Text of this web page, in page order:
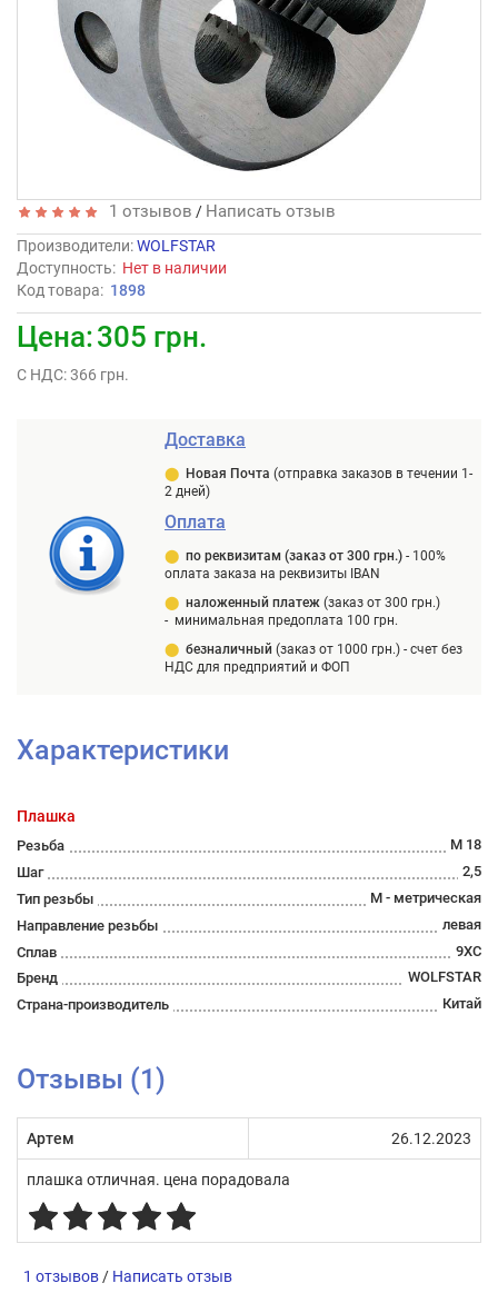
1 отзывов / Написать отзыв
Производители:WOLFSTAR
Доступность: Нет в наличии
Код товара: 1898
Цена:305 грн.
С НДС: 366 грн.
Доставка
⬤ Новая Почта (отправка заказов в течении 1-
2 дней)
Оплата
⬤ по реквизитам (заказ от 300 грн.) - 100%
оплата заказа на реквизиты IBAN
⬤ наложенный платеж (заказ от 300 грн.)
- минимальная предоплата 100 грн.
⬤ безналичный (заказ от 1000 грн.) - счет без
НДС для предприятий и ФОП
Характеристики
Плашка
Резьба
М 18
Шаг
2,5
Тип резьбы
М - метрическая
Направление резьбы
левая
Сплав
9ХС
Бренд
WOLFSTAR
Страна-производитель
Китай
Отзывы (1)
Артем 26.12.2023
плашка отличная. цена порадовала
1 отзывов / Написать отзыв